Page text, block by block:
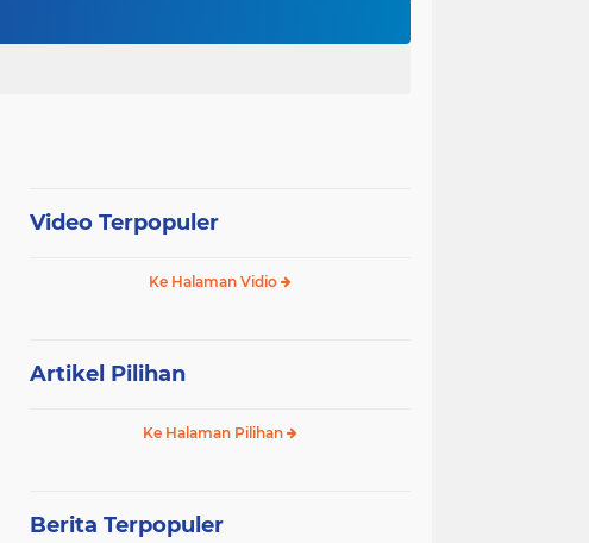
Video Terpopuler
Ke Halaman Vidio
Artikel Pilihan
Ke Halaman Pilihan
Berita Terpopuler